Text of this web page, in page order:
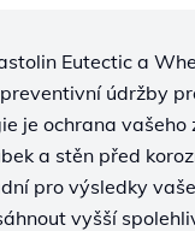
Eutectic a
údržby
je ochrana vašeho
a stěn před
pro výsledky
vyšší